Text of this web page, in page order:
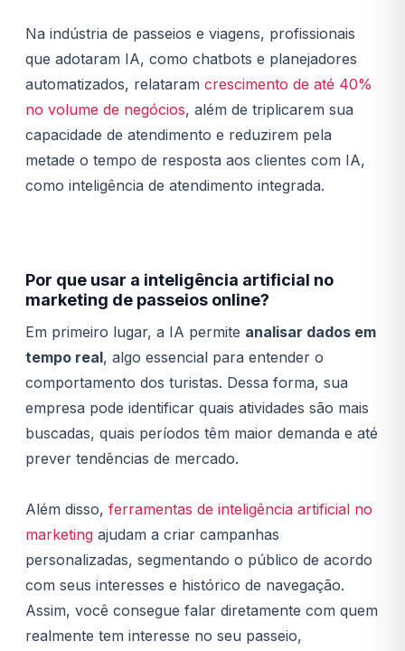
Na indústria de passeios e viagens, profissionais
que adotaram IA, como chatbots e planejadores
automatizados, relataram crescimento de até 40%
no volume de negócios, além de triplicarem sua
capacidade de atendimento e reduzirem pela
metade o tempo de resposta aos clientes com IA,
como inteligência de atendimento integrada.
Por que usar a inteligência artificial no
marketing de passeios online?
Em primeiro lugar, a IA permite analisar dados em
tempo real, algo essencial para entender o
comportamento dos turistas. Dessa forma, sua
empresa pode identificar quais atividades são mais
buscadas, quais períodos têm maior demanda e até
prever tendências de mercado.
Além disso, ferramentas de inteligência artificial no
marketing ajudam a criar campanhas
personalizadas, segmentando o público de acordo
com seus interesses e histórico de navegação.
Assim, você consegue falar diretamente com quem
realmente tem interesse no seu passeio,